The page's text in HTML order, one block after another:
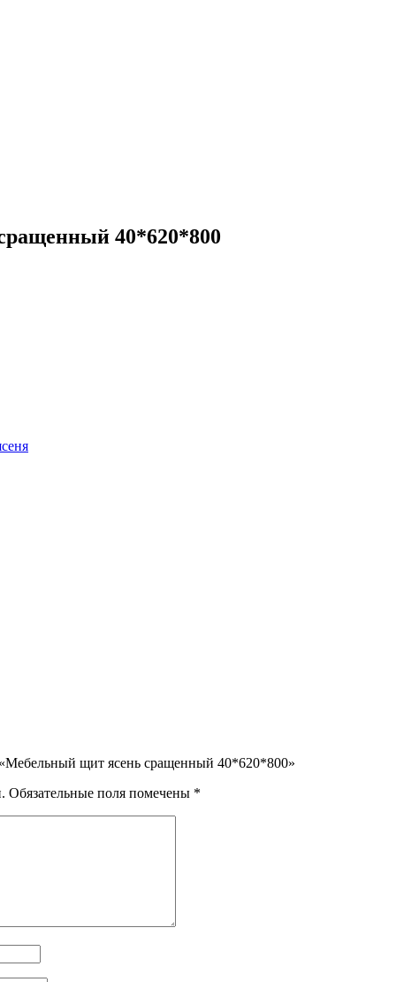
40*620*800
щит ясень сращенный 40*620*800»
Обязательные поля помечены *